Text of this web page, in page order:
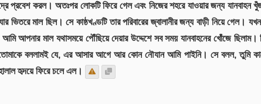
প্রবেশ করল। অতঃপর লোকটি ফিরে গেল এবং নিজের শহরে যাওয়ার জন্য
ভিতরে মাল ছিল। সে কাষ্ঠখণ্ডটি তার পরিবারের জ্বালানীর জন্য বাড়ী নিয়ে
আপনার মাল যথাসময়ে পৌঁছিয়ে দেয়ার উদ্দেশে সব সময় যানবাহনের খোঁজে
বললামই যে, এর আসার আগে আর কোন নৌযান আমি পাইনি। সে বলল, তুমি
হৃদয়ে ফিরে চলে এল।